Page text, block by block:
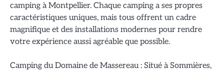
camping à Montpellier. Chaque camping a ses propres
caractéristiques uniques, mais tous offrent un cadre
magnifique et des installations modernes pour rendre
votre expérience aussi agréable que possible.
Camping du Domaine de Massereau : Situé à Sommières,